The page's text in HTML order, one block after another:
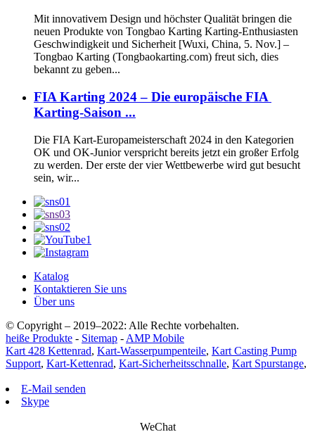
Mit innovativem Design und höchster Qualität bringen die
neuen Produkte von Tongbao Karting Karting-Enthusiasten
Geschwindigkeit und Sicherheit [Wuxi, China, 5. Nov.] –
Tongbao Karting (Tongbaokarting.com) freut sich, dies
bekannt zu geben...
FIA Karting 2024 – Die europäische FIA ​​
Karting-Saison ...
Die FIA ​​Kart-Europameisterschaft 2024 in den Kategorien
OK und OK-Junior verspricht bereits jetzt ein großer Erfolg
zu werden. Der erste der vier Wettbewerbe wird gut besucht
sein, wir...
Katalog
Kontaktieren Sie uns
Über uns
© Copyright – 2019–2022: Alle Rechte vorbehalten.
heiße Produkte - Sitemap - AMP Mobile
Kart 428 Kettenrad, Kart-Wasserpumpenteile, Kart Casting Pump
Support, Kart-Kettenrad, Kart-Sicherheitsschnalle, Kart Spurstange,
E-Mail senden
Skype
WeChat